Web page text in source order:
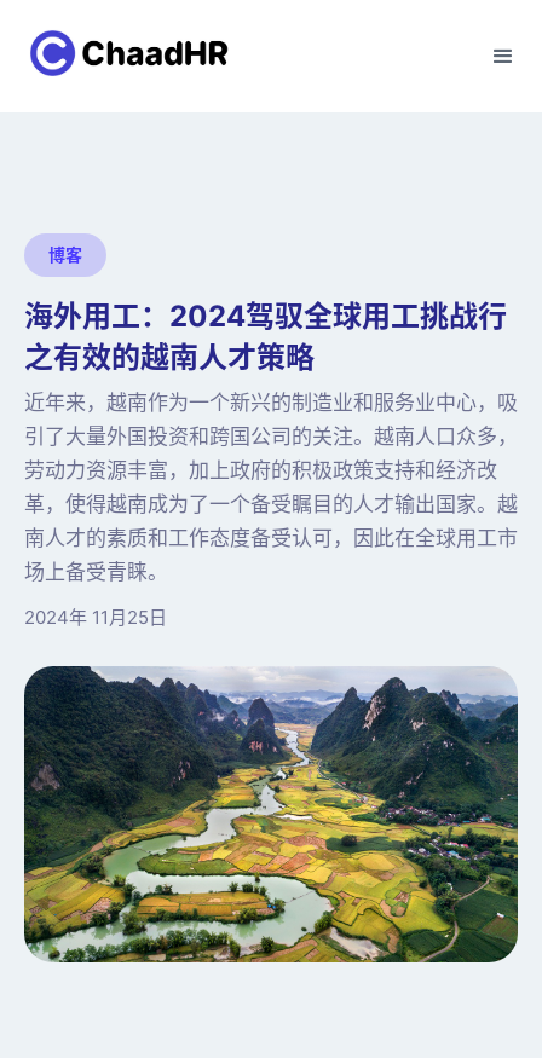
博客
海外用工：2024驾驭全球用工挑战行
之有效的越南人才策略
近年来，越南作为一个新兴的制造业和服务业中心，吸
引了大量外国投资和跨国公司的关注。越南人口众多，
劳动力资源丰富，加上政府的积极政策支持和经济改
革，使得越南成为了一个备受瞩目的人才输出国家。越
南人才的素质和工作态度备受认可，因此在全球用工市
场上备受青睐。
2024年 11月25日